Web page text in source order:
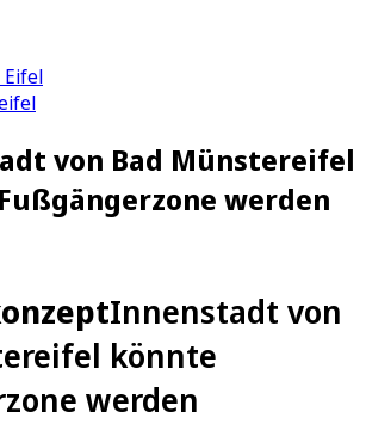
Eifel
von Bad Münstereifel
werden
Innenstadt von
könnte
werden